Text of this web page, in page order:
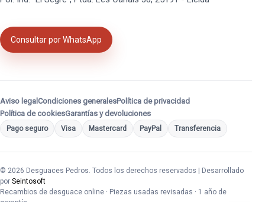
Consultar por WhatsApp
Aviso legal Condiciones generalesPolítica de privacidad
Política de cookiesGarantías y devoluciones
Pago seguro Visa Mastercard PayPal Transferencia
© 2026 Desguaces Pedros. Todos los derechos reservados | Desarrollado
por Seintosoft
Recambios de desguace online · Piezas usadas revisadas · 1 año de